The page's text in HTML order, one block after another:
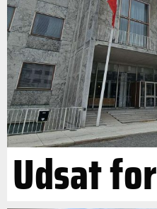
Udsat for